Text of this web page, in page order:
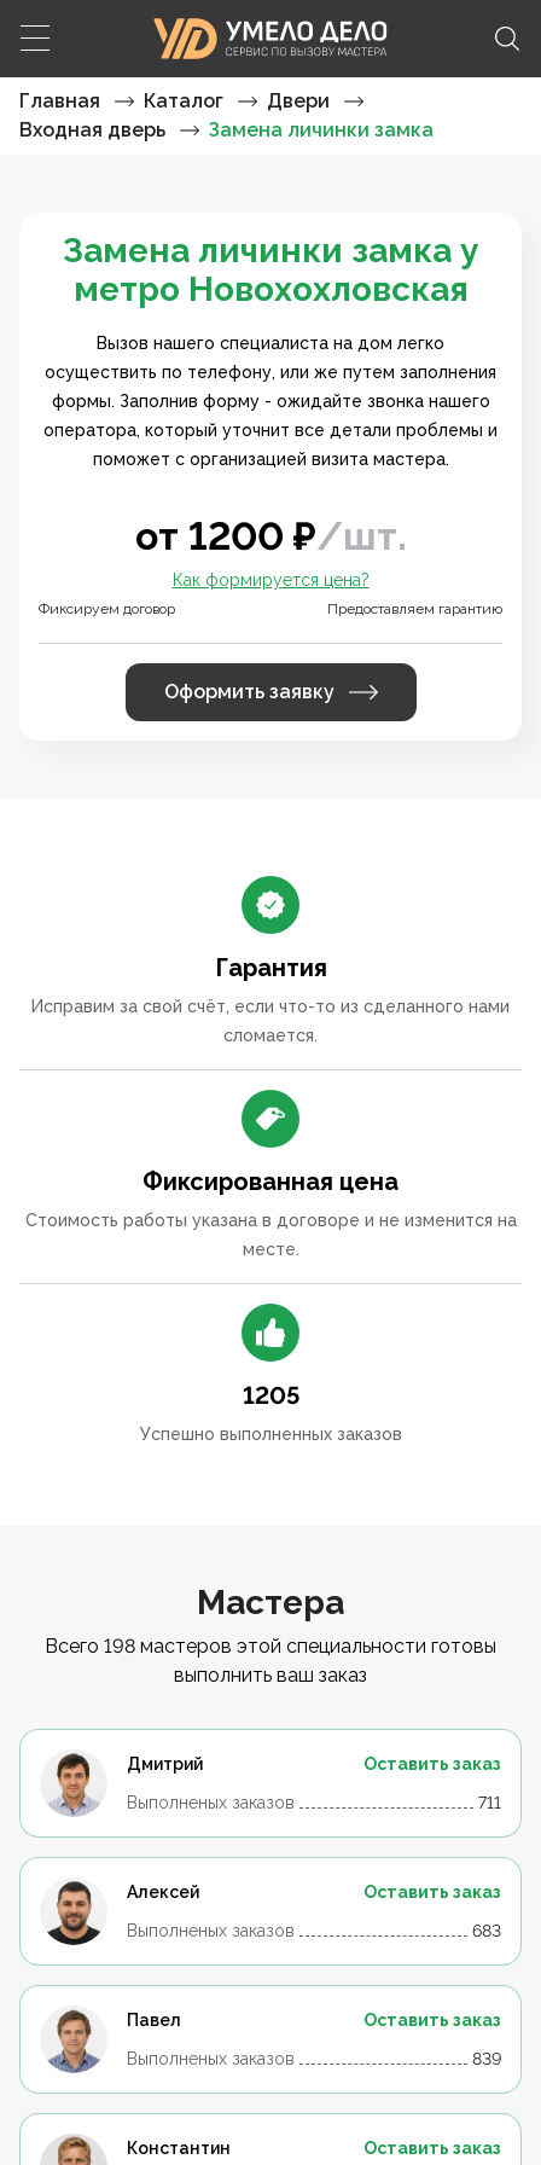
Главная Каталог
Двери
Входная дверь
Замена личинки замка
Замена личинки замка у
метро Новохохловская
Вызов нашего специалиста на дом легко
осуществить по телефону, или же путем заполнения
формы. Заполнив форму - ожидайте звонка нашего
оператора, который уточнит все детали проблемы и
поможет с организацией визита мастера.
от 1200 ₽/шт.
Фиксируем договор
Как формируется цена?
Предоставляем гарантию
Оформить заявку
Гарантия
Исправим за свой счёт, если что-то из сделанного нами
сломается.
Фиксированная цена
Стоимость работы указана в договоре и не изменится на
месте.
1205
Успешно выполненных заказов
Мастера
Всего 198 мастеров этой специальности готовы
выполнить ваш заказ
Дмитрий
Оставить заказ
Выполненых заказов
711
Алексей
Оставить заказ
Выполненых заказов
683
Павел
Оставить заказ
Выполненых заказов
839
Константин Оставить заказ